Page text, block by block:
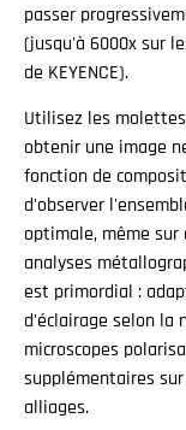
passer
(jusqu'à 6000x sur
de KEYENCE).
Utilisez les
obtenir une image
fonction de
d'observer
optimale, même sur
analyses
est primordial :
d'éclairage selon la
microscopes
supplémentaires
alliages.